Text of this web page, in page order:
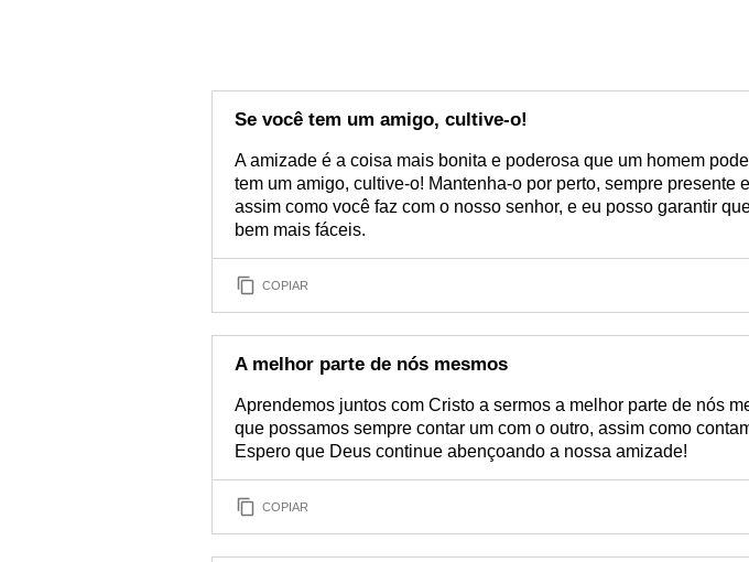
Se você tem um amigo, cultive-o!
A amizade é a coisa mais bonita e poderosa que um homem
tem um amigo, cultive-o! Mantenha-o por perto, sempre presente
assim como você faz com o nosso senhor, e eu posso garantir
bem mais fáceis.
COPIAR
A melhor parte de nós mesmos
Aprendemos juntos com Cristo a sermos a melhor parte de nós
que possamos sempre contar um com o outro, assim como
Espero que Deus continue abençoando a nossa amizade!
COPIAR